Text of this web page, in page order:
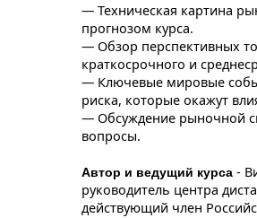
— Техническая картина
прогнозом курса.
— Обзор перспективных
краткосрочного и
— Ключевые мировые
риска, которые окажут
— Обсуждение рыночной
вопросы.
Автор и ведущий курса -
руководитель центра
действующий член